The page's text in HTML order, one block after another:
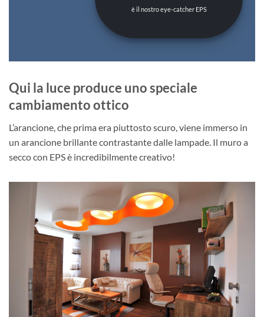
è il nostro eye-catcher EPS
Qui la luce produce uno speciale
cambiamento ottico
L’arancione, che prima era piuttosto scuro, viene immerso in
un arancione brillante contrastante dalle lampade. Il muro a
secco con EPS è incredibilmente creativo!